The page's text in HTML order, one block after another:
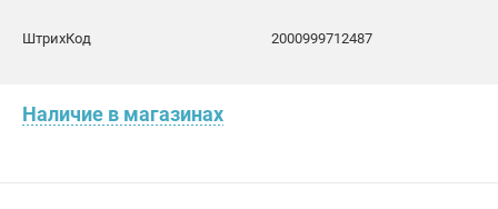
ШтрихКод 2000999712487
Наличие в магазинах